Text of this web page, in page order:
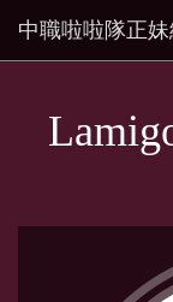
中職啦啦隊正